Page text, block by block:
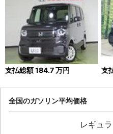
支払総額184.7万円 支
全国のガソリン平均価格
レギュ